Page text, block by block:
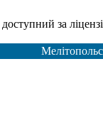
Creative